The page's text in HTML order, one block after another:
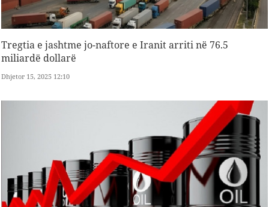
Tregtia e jashtme jo-naftore e Iranit arriti në 76.5
miliardë dollarë
Dhjetor 15, 2025 12:10